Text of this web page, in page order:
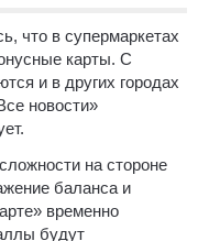
что в супермаркетах
карты. С
и в других городах
новости»
на стороне
баланса и
временно
будут